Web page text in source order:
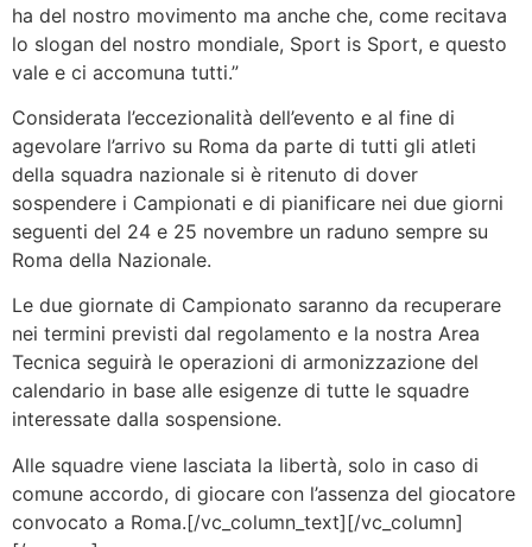
ha del nostro movimento ma anche che, come recitava
lo slogan del nostro mondiale, Sport is Sport, e questo
vale e ci accomuna tutti.”
Considerata l’eccezionalità dell’evento e al fine di
agevolare l’arrivo su Roma da parte di tutti gli atleti
della squadra nazionale si è ritenuto di dover
sospendere i Campionati e di pianificare nei due giorni
seguenti del 24 e 25 novembre un raduno sempre su
Roma della Nazionale.
Le due giornate di Campionato saranno da recuperare
nei termini previsti dal regolamento e la nostra Area
Tecnica seguirà le operazioni di armonizzazione del
calendario in base alle esigenze di tutte le squadre
interessate dalla sospensione.
Alle squadre viene lasciata la libertà, solo in caso di
comune accordo, di giocare con l’assenza del giocatore
convocato a Roma.[/vc_column_text][/vc_column]